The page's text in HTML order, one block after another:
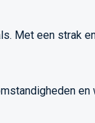
Met een strak